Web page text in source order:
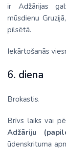
ir Adžārijas
mūsdienu
pilsētā.
Iekārtošanās
6. diena
Brokastis.
Brīvs laiks vai
Adžāriju
ūdenskrituma